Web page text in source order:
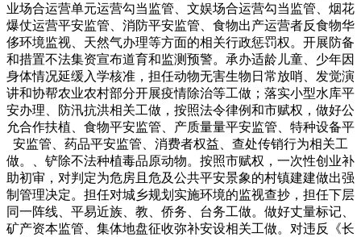
业场合运营单元运营勾当监管、文娱场合运营勾当监管、烟花
爆仗运营平安监管、消防平安监管、食物出产运营者反食物华
侈环境监视、天然气办理等方面的相关行政惩罚权。开展防备
和措置不法集资宣布道育和监测预警。承办适龄儿童、少年因
身体情况延缓入学核准，担任动物无害生物日常放哨、发觉演
讲和协帮农业农村部分开展疫情除治等工做；落实小型水库平
安办理、防汛抗洪相关工做，按照法令律例和市赋权，做好公
允合作扶植、食物平安监管、产质量量平安监管、特种设备平
安监管、药品平安监管、消费者权益、查处传销行为相关工
做。、铲除不法种植毒品原动物。按照市赋权，一次性创业补
助初审，对判定为危房且危及公共平安景象的村镇建建做出强
制管理决定。担任对城乡规划实施环境的监视查抄，担任下层
同一阵线、平易近族、教、侨务、台务工做。做好丈量标记、
矿产资本监管、集体地盘征收弥补安设相关工做。对违反《长